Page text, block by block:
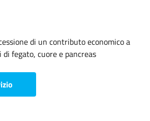
di un contributo economico a
fegato, cuore e pancreas